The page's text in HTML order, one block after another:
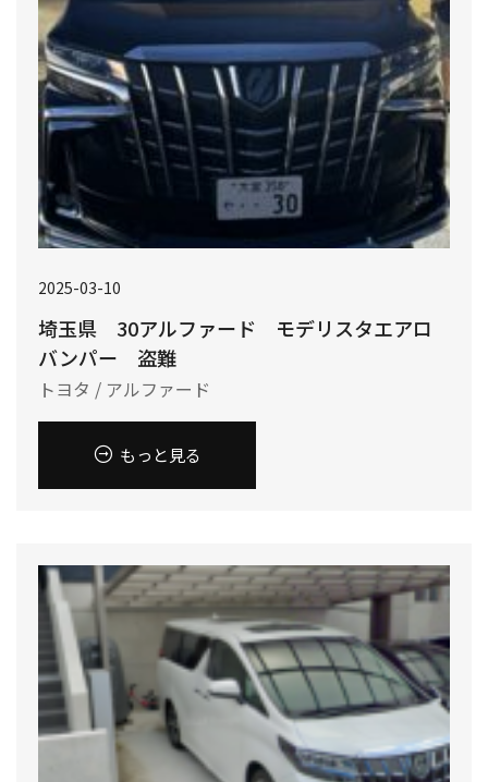
2025-03-10
埼玉県 30アルファード モデリスタエアロ
バンパー 盗難
トヨタ / アルファード
もっと見る